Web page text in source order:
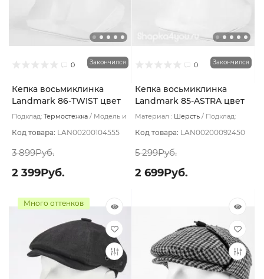
0 Закончился
Кепка восьмиклинка
Landmark 86-TWIST цвет
Серый темный размер 56
Подклад: Термостежка
Модель и
Восьмиклинка
Код товара: LAN00200104555
3 899Руб.
2 399Руб.
0 Закончился
Кепка восьмиклинка
Landmark 85-ASTRA цвет
Серо-коричневый размер
Материал : Шерсть
Подклад:
Код товара: LAN00200092450
5 299Руб.
2 699Руб.
Много оттенков